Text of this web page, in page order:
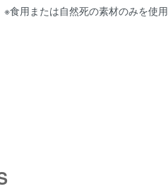
※食用または自然死の素材のみを使用